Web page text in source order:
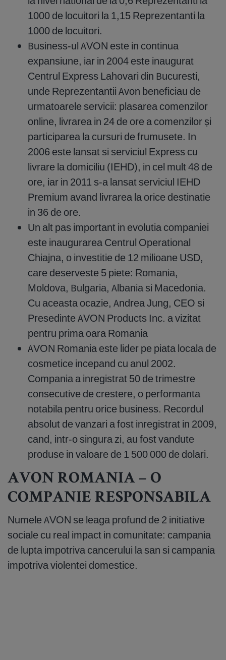
1000 de locuitori la 1,15 Reprezentanti la
1000 de locuitori.
Business-ul AVON este in continua
expansiune, iar in 2004 este inaugurat
Centrul Express Lahovari din Bucuresti,
unde Reprezentantii Avon beneficiau de
urmatoarele servicii: plasarea comenzilor
online, livrarea in 24 de ore a comenzilor și
participarea la cursuri de frumusete. In
2006 este lansat si serviciul Express cu
livrare la domiciliu (IEHD), in cel mult 48 de
ore, iar in 2011 s-a lansat serviciul IEHD
Premium avand livrarea la orice destinatie
in 36 de ore.
Un alt pas important in evolutia companiei
este inaugurarea Centrul Operational
Chiajna, o investitie de 12 milioane USD,
care deserveste 5 piete: Romania,
Moldova, Bulgaria, Albania si Macedonia.
Cu aceasta ocazie, Andrea Jung, CEO si
Presedinte AVON Products Inc. a vizitat
pentru prima oara Romania
AVON Romania este lider pe piata locala de
cosmetice incepand cu anul 2002.
Compania a inregistrat 50 de trimestre
consecutive de crestere, o performanta
notabila pentru orice business. Recordul
absolut de vanzari a fost inregistrat in 2009,
cand, intr-o singura zi, au fost vandute
produse in valoare de 1 500 000 de dolari.
AVON ROMANIA – O
COMPANIE RESPONSABILA
Numele AVON se leaga profund de 2 initiative
sociale cu real impact in comunitate: campania
de lupta impotriva cancerului la san si campania
impotriva violentei domestice.